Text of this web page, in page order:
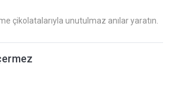
çikolatalarıyla unutulmaz anılar yaratın.